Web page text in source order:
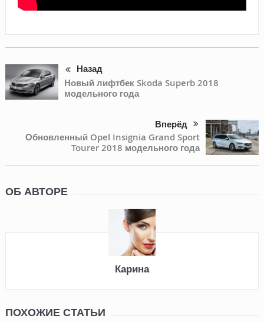
Назад
Новый лифтбек Skoda Superb 2018
модельного года
Вперёд
Обновленный Opel Insignia Grand Sport
Tourer 2018 модельного года
ОБ АВТОРЕ
Карина
ПОХОЖИЕ СТАТЬИ